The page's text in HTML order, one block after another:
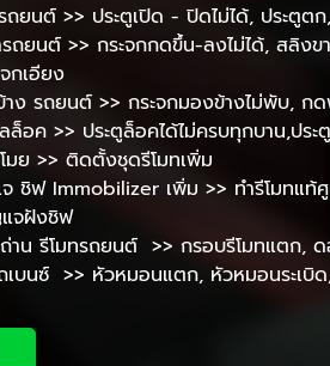
ยนต์ >> ประตูเปิด - ปิดไม่ได้, ประตูต
ถยนต์ >> กระจกกดขึ้น-ลงไม่ได้, สลิงข
กเอียง
าง รถยนต์ >> กระจกมองข้างไม่พับ, ก
ล็อค >> ประตูล็อคได้ไม่ครบทุกบาน,ประ
มย >> ติดตั้งชุดรีโมทเพิ่ม
ชิฟ Immobilizer เพิ่ม >> ทำรีโมทแท้
จฝังชิฟ
าน รีโมทรถยนต์ >> กรอบรีโมทแตก
บนซ์ >> หัวหมอนแตก, หัวหมอนระเบิ